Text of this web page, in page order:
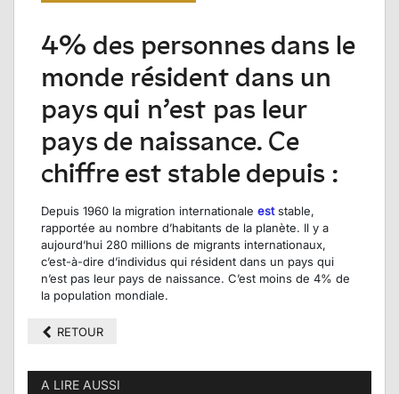
4% des personnes dans le
monde résident dans un
pays qui n’est pas leur
pays de naissance. Ce
chiffre est stable depuis :
Depuis 1960 la migration internationale eststable,
rapportée au nombre d’habitants de la planète. Il y a
aujourd’hui 280 millions de migrants internationaux,
c’est-à-dire d’individus qui résident dans un pays qui
n’est pas leur pays de naissance. C’est moins de 4% de
la population mondiale.
RETOUR
A LIRE AUSSI